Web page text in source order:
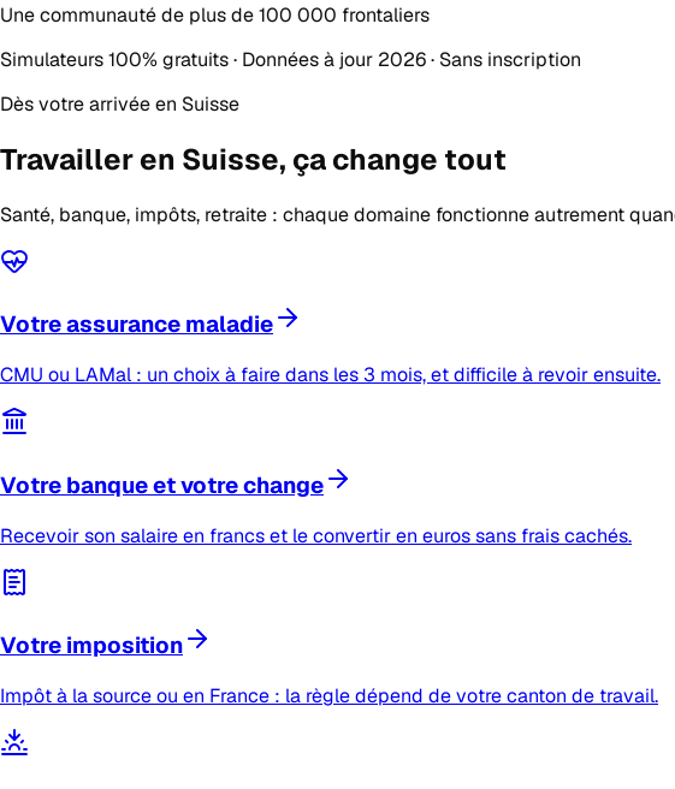
Une communauté de plus de100 000 frontaliers
Simulateurs 100% gratuits · Données à jour 2026 · Sans inscription
Dès votre arrivée en Suisse
Travailler en Suisse, ça change tout
Santé, banque, impôts, retraite : chaque domaine fonctionne autrement
Votre assurance maladie
CMU ou LAMal : un choix à faire dans les 3 mois, et difficile à revoir ensuite.
Votre banque et votre change
Recevoir son salaire en francs et le convertir en euros sans frais cachés.
Votre imposition
Impôt à la source ou en France : la règle dépend de votre canton de travail.